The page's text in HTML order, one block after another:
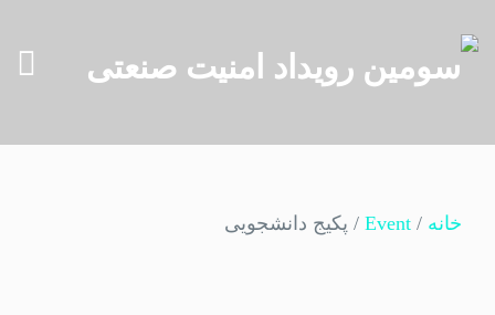
خانه /
Event / پکیج دانشجویی